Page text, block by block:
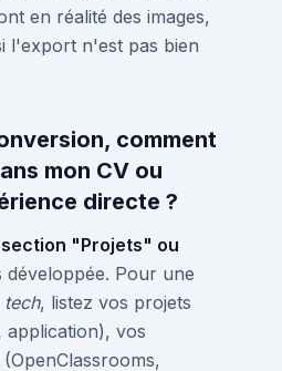
en réalité des images,
l'export n'est pas bien
comment
mon CV ou
directe ?
section "Projets" ou
développée. Pour une
tech, listez vos projets
application), vos